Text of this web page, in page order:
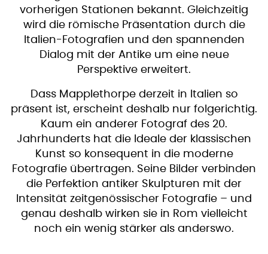
vorherigen Stationen bekannt. Gleichzeitig
wird die römische Präsentation durch die
Italien-Fotografien und den spannenden
Dialog mit der Antike um eine neue
Perspektive erweitert.
Dass Mapplethorpe derzeit in Italien so
präsent ist, erscheint deshalb nur folgerichtig.
Kaum ein anderer Fotograf des 20.
Jahrhunderts hat die Ideale der klassischen
Kunst so konsequent in die moderne
Fotografie übertragen. Seine Bilder verbinden
die Perfektion antiker Skulpturen mit der
Intensität zeitgenössischer Fotografie – und
genau deshalb wirken sie in Rom vielleicht
noch ein wenig stärker als anderswo.